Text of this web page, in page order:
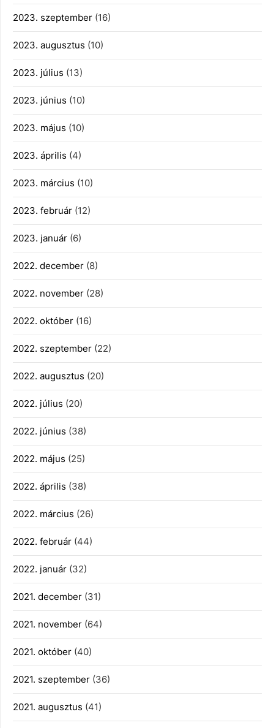
2023. szeptember (16)
2023. augusztus (10)
2023. július (13)
2023. június (10)
2023. május (10)
2023. április (4)
2023. március (10)
2023. február (12)
2023. január (6)
2022. december (8)
2022. november (28)
2022. október (16)
2022. szeptember (22)
2022. augusztus (20)
2022. július (20)
2022. június (38)
2022. május (25)
2022. április (38)
2022. március (26)
2022. február (44)
2022. január (32)
2021. december (31)
2021. november (64)
2021. október (40)
2021. szeptember (36)
2021. augusztus (41)